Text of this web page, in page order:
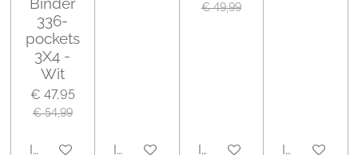
336-
pockets
3X4 -
Wit
€ 47,95
€ 54,99
In winkelwagenIn winkelwagen
€ 49,99
In winkelwagenIn